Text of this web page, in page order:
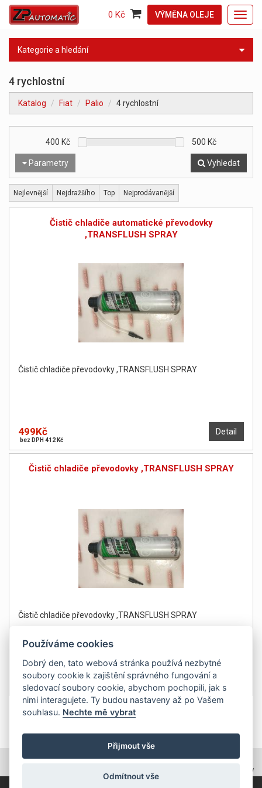
VÝMĚNA OLEJE
0 Kč
Kategorie a hledání
4 rychlostní
Katalog Fiat Palio 4 rychlostní
Parametry
400 Kč 500 Kč
Vyhledat
Nejlevnější Nejdražšího Top Nejprodávanější
Čistič chladiče automatické převodovky
,TRANSFLUSH SPRAY
Čistič chladiče převodovky ,TRANSFLUSH SPRAY
Detail
499Kč
bez DPH 412 Kč
Čistič chladiče převodovky ,TRANSFLUSH SPRAY
Čistič chladiče převodovky ,TRANSFLUSH SPRAY
Detail
499Kč
bez DPH 412 Kč
1
TOPWEBY - webhosting, domény, tvorba www
Používáme cookies
Dobrý den, tato webová stránka používá nezbytné
soubory cookie k zajištění správného fungování a
sledovací soubory cookie, abychom pochopili, jak s
nimi interagujete. Ty budou nastaveny až po Vašem
souhlasu. Nechte mě vybrat
Přijmout vše
Odmítnout vše